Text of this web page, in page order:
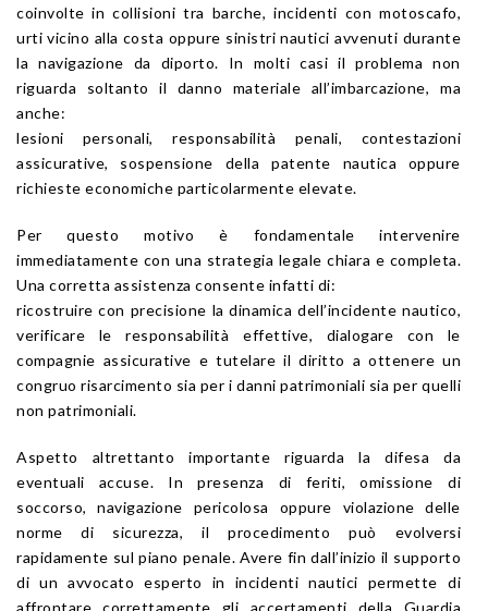
coinvolte in collisioni tra barche, incidenti con motoscafo,
urti vicino alla costa oppure sinistri nautici avvenuti durante
la navigazione da diporto. In molti casi il problema non
riguarda soltanto il danno materiale all’imbarcazione, ma
anche:
lesioni personali, responsabilità penali, contestazioni
assicurative, sospensione della patente nautica oppure
richieste economiche particolarmente elevate.
Per questo motivo è fondamentale intervenire
immediatamente con una strategia legale chiara e completa.
Una corretta assistenza consente infatti di:
ricostruire con precisione la dinamica dell’incidente nautico,
verificare le responsabilità effettive, dialogare con le
compagnie assicurative e tutelare il diritto a ottenere un
congruo risarcimento sia per i danni patrimoniali sia per quelli
non patrimoniali.
Aspetto altrettanto importante riguarda la difesa da
eventuali accuse. In presenza di feriti, omissione di
soccorso, navigazione pericolosa oppure violazione delle
norme di sicurezza, il procedimento può evolversi
rapidamente sul piano penale. Avere fin dall’inizio il supporto
di un avvocato esperto in incidenti nautici permette di
affrontare correttamente gli accertamenti della Guardia